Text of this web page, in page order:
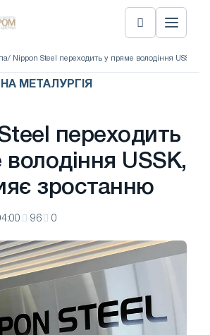
/ Nippon Steel переходить у пряме володіння USSK,
МЕТАЛУРГІЯ
переходить
USSK,
зростанню
96 0